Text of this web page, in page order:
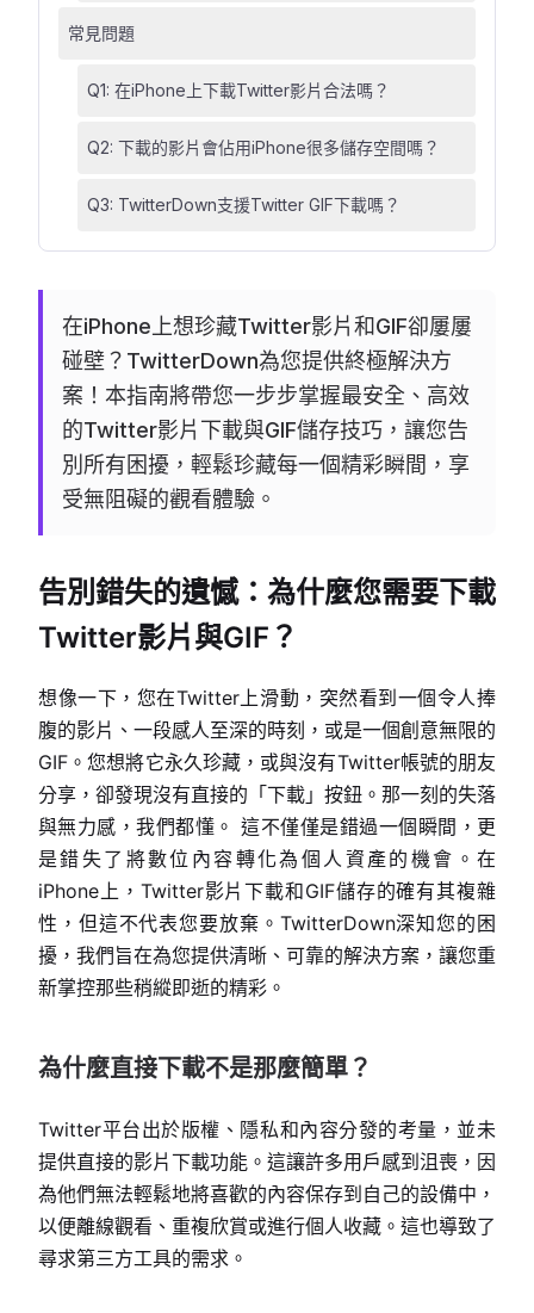
常見問題
Q1: 在iPhone上下載Twitter影片合法嗎？
Q2: 下載的影片會佔用iPhone很多儲存空間嗎？
Q3: TwitterDown支援Twitter GIF下載嗎？
在iPhone上想珍藏Twitter影片和GIF卻屢屢
碰壁？TwitterDown為您提供終極解決方
案！本指南將帶您一步步掌握最安全、高效
的Twitter影片下載與GIF儲存技巧，讓您告
別所有困擾，輕鬆珍藏每一個精彩瞬間，享
受無阻礙的觀看體驗。
告別錯失的遺憾：為什麼您需要下載
Twitter影片與GIF？
想像一下，您在Twitter上滑動，突然看到一個令人捧
腹的影片、一段感人至深的時刻，或是一個創意無限的
GIF。您想將它永久珍藏，或與沒有Twitter帳號的朋友
分享，卻發現沒有直接的「下載」按鈕。那一刻的失落
與無力感，我們都懂。 這不僅僅是錯過一個瞬間，更
是錯失了將數位內容轉化為個人資產的機會。在
iPhone上，Twitter影片下載和GIF儲存的確有其複雜
性，但這不代表您要放棄。TwitterDown深知您的困
擾，我們旨在為您提供清晰、可靠的解決方案，讓您重
新掌控那些稍縱即逝的精彩。
為什麼直接下載不是那麼簡單？
Twitter平台出於版權、隱私和內容分發的考量，並未
提供直接的影片下載功能。這讓許多用戶感到沮喪，因
為他們無法輕鬆地將喜歡的內容保存到自己的設備中，
以便離線觀看、重複欣賞或進行個人收藏。這也導致了
尋求第三方工具的需求。